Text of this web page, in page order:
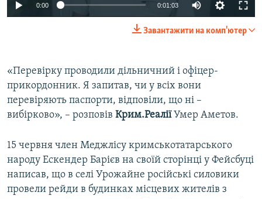
0:00 0:01:03
Завантажити на комп'ютер
«Перевірку проводили дільничний і офіцер-
прикордонник. Я запитав, чи у всіх вони
перевіряють паспорти, відповіли, що ні –
вибірково», – розповів Крим.РеаліїУмер Аметов.
15 червня член Меджлісу кримськотатарського
народу Ескендер Барієв на своїй сторінці у Фейсбуці
написав, що в селі Урожайне російські силовики
провели рейди в будинках місцевих жителів з